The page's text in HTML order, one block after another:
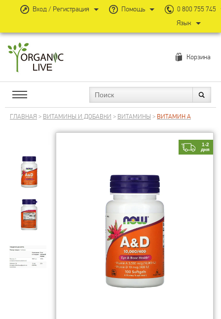
Корзина
ГЛАВНАЯ > ВИТАМИНЫ И ДОБАВКИ > ВИТАМИНЫ > ВИТАМИН А
1-2
дня
Вход / Регистрация Помощь
0 800 755 745
Язык